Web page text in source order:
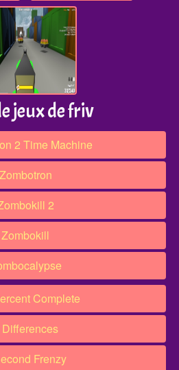
jeux de friv
2 Time Machine
Zombotron
2
Zombokill
Complete
Frenzy